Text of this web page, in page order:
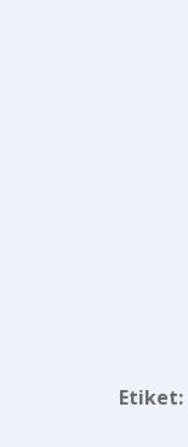
Etiket: